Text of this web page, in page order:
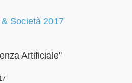
Società 2017
Artificiale"